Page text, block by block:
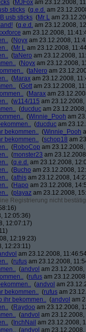
(MJFox am 23.12.2008,
sticks (q.e.d. am
usb sticks (Mr L am
(q.e.d. am 23.12.2008,
am 23.12.2008,
(Noyx am 23.12.2008,
(Mr L am 23.12.2008,
(taNero am 23.12.2008,
(Noyx am 23.12.2008,
(taNero am
(Marax am 23.12.2008,
(Gott am 23.12.2008,
(Marax am
(w114/115 am 23.12.2008,
(ducduc am
(Winnie_Pooh am
(ducduc am
bekommen.. (Winnie_Pooh
bekommen.. (schop18 am
(RoboCop am
(monster23 am
(q.e.d. am 23.12.2008,
(Bucho am 23.12.2008,
(athis am 23.12.2008,
(Hapo am 23.12.2008,
(playaz am 23.12.2008,
Registrierung nicht
12:05:36)
12:07:17)
12:19:23)
12:23:11)
am 23.12.2008,
(rufus am 23.12.2008,
(andvol am
(rufus am
(andvol am
bekommen.. (rufus am
ihr bekommen.. (andvol am
(Raydoo am 23.12.2008,
(andvol am
( InchNail am 23.12.2008,
(andvol am